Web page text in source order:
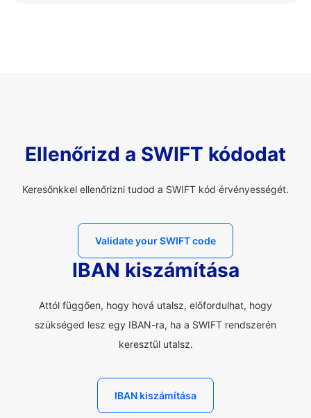
Ellenőrizd a SWIFT kódodat
Keresőnkkel ellenőrizni tudod a SWIFT kód érvényességét.
Validate your SWIFT code
IBAN kiszámítása
Attól függően, hogy hová utalsz, előfordulhat, hogy
szükséged lesz egy IBAN-ra, ha a SWIFT rendszerén
keresztül utalsz.
IBAN kiszámítása